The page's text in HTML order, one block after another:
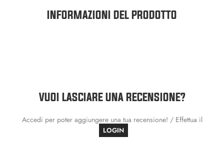
INFORMAZIONI DEL PRODOTTO
VUOI LASCIARE UNA RECENSIONE?
Accedi per poter aggiungere una tua recensione! / Effettua il
LOGIN